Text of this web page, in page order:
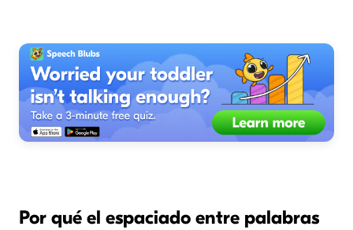
Por qué el espaciado entre palabras